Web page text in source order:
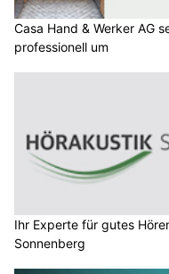
Casa Hand & Werker AG
professionell um
Ihr Experte für gutes
Sonnenberg